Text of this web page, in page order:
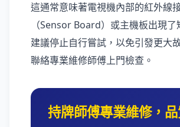
這通常意味著電視機內部的紅外線
（Sensor Board）或主機板出現了
建議停止自行嘗試，以免引發更大
聯絡專業維修師傅上門檢查。
持牌師傅專業維修，